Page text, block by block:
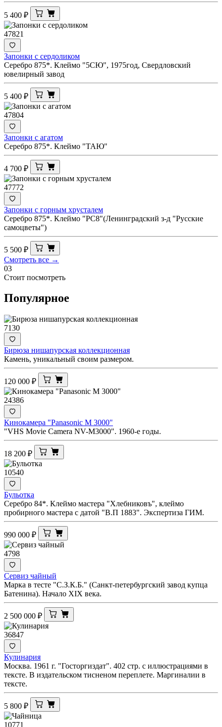
5 400 ₽
47821
Запонки с сердоликом
Серебро 875*. Клеймо "5СЮ", 1975год, Свердловский
ювелирный завод
5 400 ₽
47804
Запонки с агатом
Серебро 875*. Клеймо "ТАЮ"
4 700 ₽
47772
Запонки с горным хрусталем
Серебро 875*. Клеймо "РС8"(Ленинградский з-д "Русские
самоцветы")
5 500 ₽
Смотреть все →
03
Стоит посмотреть
Популярное
7130
Бирюза нишапурская коллекционная
Камень, уникальный своим размером.
120 000 ₽
24386
Кинокамера "Panasonic M 3000"
"VHS Movie Camera NV-M3000". 1960-е годы.
18 200 ₽
10540
Бульотка
Серебро 84*. Клеймо мастера "Хлебниковъ", клеймо
пробирного мастера с датой "В.П 1883". Экспертиза ГИМ.
990 000 ₽
4798
Сервиз чайный
Марка в тесте "С.З.К.Б." (Санкт-петербургский завод купца
Батенина). Начало XIX века.
2 500 000 ₽
36847
Кулинария
Москва. 1961 г. "Госторгиздат". 402 стр. с иллюстрациями в
тексте. В издательском тисненом переплете. Маргиналии в
тексте.
5 800 ₽
10771